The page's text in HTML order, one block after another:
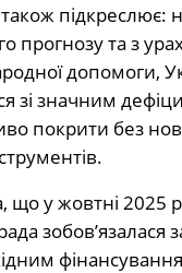
підкреслює:
прогнозу та з
допомоги,
зі значним
покрити без
що у жовтні 2025
зобов’язалася